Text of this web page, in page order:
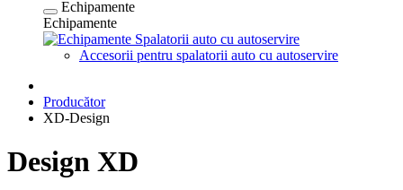
Echipamente
Echipamente
Spalatorii auto cu autoservire
Accesorii pentru spalatorii auto cu autoservire
Producător
XD-Design
Design XD